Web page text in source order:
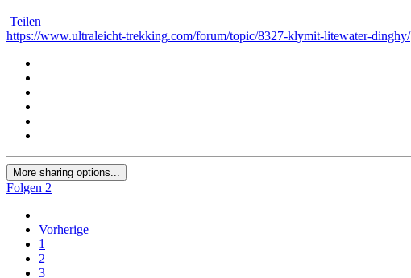
Teilen
https://www.ultraleicht-trekking.com/forum/topic/8327-klymit-litewater-dinghy/
More sharing options...
Folgen 2
Vorherige
1
2
3